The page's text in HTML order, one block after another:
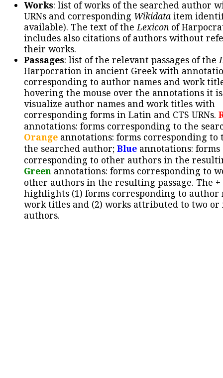
Works: list of works of the searched author
URNs and corresponding Wikidata item
available). The text of theLexicon of
includes also citations of authors without
their works.
Passages: list of the relevant passages of the
Harpocration in ancient Greek with
corresponding to author names and work
hovering the mouse over the annotations it
visualize author names and work titles with
corresponding forms in Latin and CTS URNs.
annotations: forms corresponding to the
Orange annotations: forms corresponding to
the searched author; Blue annotations: forms
corresponding to other authors in the
Green annotations: forms corresponding to
other authors in the resulting passage. The +
highlights (1) forms corresponding to author
work titles and (2) works attributed to two or
authors.